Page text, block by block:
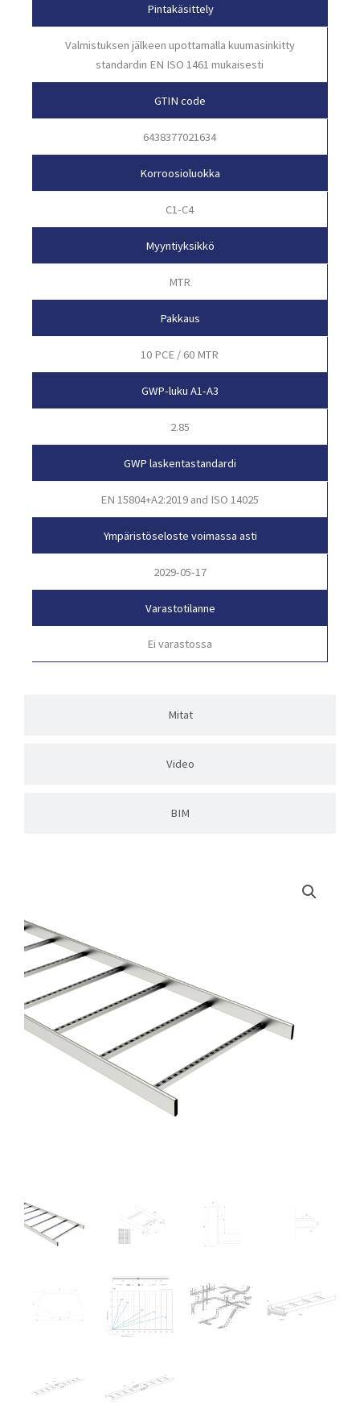
Mitat
Video
BIM
Pintakäsittely
Valmistuksen jälkeen upottamalla kuumasinkitty
standardin EN ISO 1461 mukaisesti
GTIN code
6438377021634
Korroosioluokka
C1-C4
Myyntiyksikkö
MTR
Pakkaus
10 PCE / 60 MTR
GWP-luku A1-A3
2.85
GWP laskentastandardi
EN 15804+A2:2019 and ISO 14025
Ympäristöseloste voimassa asti
2029-05-17
Varastotilanne
Ei varastossa